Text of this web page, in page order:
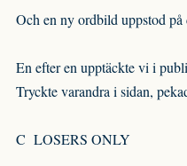
Och en ny ordbild uppstod på
En efter en upptäckte vi i
Tryckte varandra i sidan,
C LOSERS ONLY